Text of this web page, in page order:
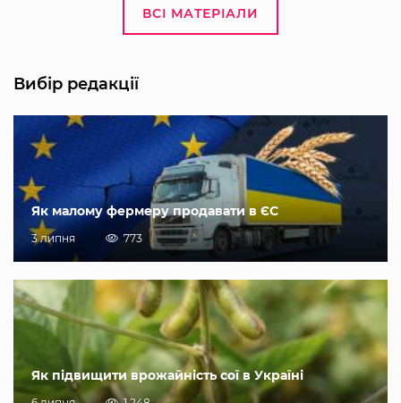
ВСІ МАТЕРІАЛИ
Вибір редакції
Як малому фермеру продавати в ЄС
3 липня 773
Як підвищити врожайність сої в Україні